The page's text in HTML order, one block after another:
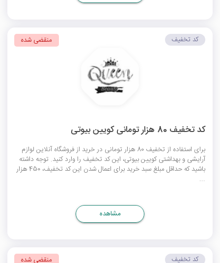
کد تخفیف 80 هزار تومانی کویین بیوتی
برای استفاده از تخفیف 80 هزار تومانی در خرید از فروشگاه آنلاین لوازم
آرایشی و بهداشتی کویین بیوتی، این کد تخفیف را وارد کنید. توجه داشته
باشید که حداقل مبلغ سبد خرید برای اعمال شدن این کد تخفیف، 450 هزار
...
کد تخفیف منقضی شده
مشاهده
کد تخفیف منقضی شده